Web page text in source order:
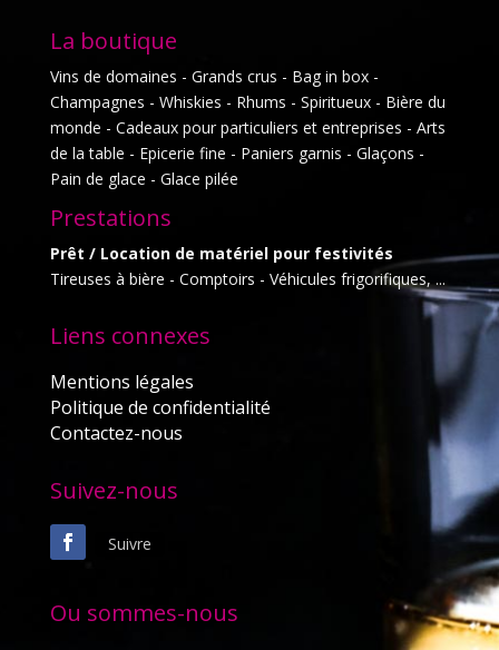
La boutique
Vins de domaines - Grands crus - Bag in box -
Champagnes - Whiskies - Rhums - Spiritueux - Bière du
monde - Cadeaux pour particuliers et entreprises - Arts
de la table - Epicerie fine - Paniers garnis - Glaçons -
Pain de glace - Glace pilée
Prestations
Prêt / Location de matériel pour festivités
Tireuses à bière - Comptoirs - Véhicules frigorifiques, ...
Liens connexes
Mentions légales
Politique de confidentialité
Contactez-nous
Suivez-nous
Suivre
Ou sommes-nous